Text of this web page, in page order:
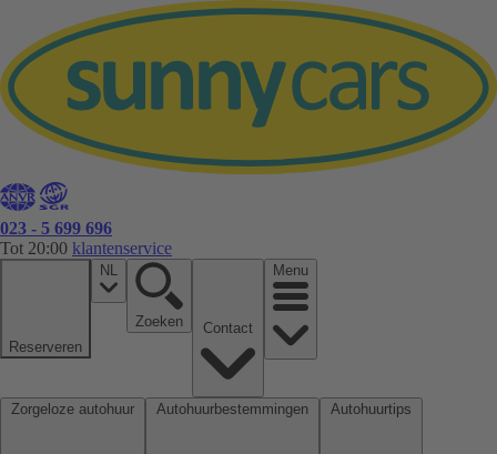
023 - 5 699 696
Tot 20:00 klantenservice
Reserveren
NL
Zoeken
Menu